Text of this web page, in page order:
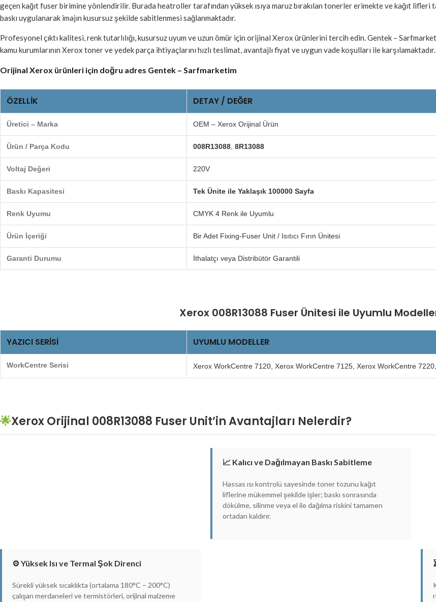
geçen kağıt fuser birimine yönlendirilir. Burada heatroller tarafından yüksek ısıya maruz bırakılan tonerler erimekte ve kağıt lifleri
baskı uygulanarak imajın kusursuz şekilde sabitlenmesi sağlanmaktadır.
Profesyonel çıktı kalitesi, renk tutarlılığı, kusursuz uyum ve uzun ömür için orijinal Xerox ürünlerini tercih edin. Gentek –
kamu kurumlarının Xerox toner ve yedek parça ihtiyaçlarını hızlı teslimat, avantajlı fiyat ve uygun vade koşulları ile karşılamaktadır.
Orijinal Xerox ürünleri için doğru adres Gentek – Sarfmarketim
ÖZELLIK DETAY / DEĞER
Üretici – Marka OEM – Xerox Orijinal Ürün
Ürün / Parça Kodu 008R13088 8R13088
Voltaj Değeri 220V
Baskı Kapasitesi Tek Ünite ile Yaklaşık 100000 Sayfa
Renk Uyumu CMYK 4 Renk ile Uyumlu
Ürün İçeriği Bir Adet Fixing-Fuser Unit / Isıtıcı Fırın Ünitesi
Garanti Durumu İthalatçı veya Distribütör Garantili
Xerox 008R13088 Fuser Ünitesi ile Uyumlu
YAZICI SERISI UYUMLU MODELLER
WorkCentre Serisi Xerox WorkCentre 7120, Xerox WorkCentre 7125, Xerox WorkCentre
🌟Xerox Orijinal 008R13088 Fuser Unit’in Avantajları Nelerdir?
📈 Kalıcı ve Dağılmayan Baskı Sabitleme
Hassas ısı kontrolü sayesinde toner tozunu kağıt
liflerine mükemmel şekilde işler; baskı sonrasında
dökülme, silinme veya el ile dağılma riskini tamamen
ortadan kaldırır.
⚙️ Yüksek Isı ve Termal Şok Direnci
Sürekli yüksek sıcaklıkta (ortalama 180°C – 200°C)
çalışan merdaneleri ve termistörleri, orijinal malzeme